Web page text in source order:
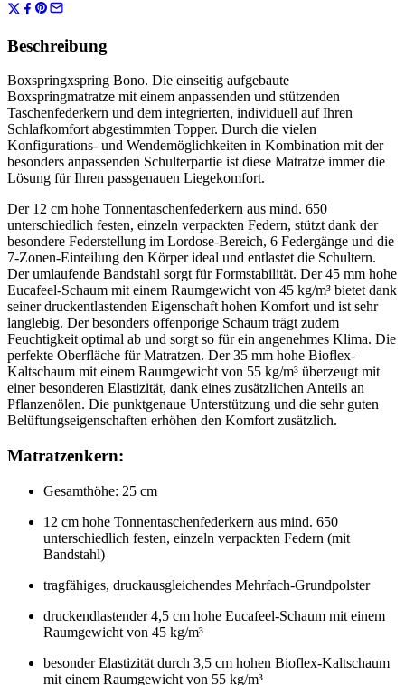
Beschreibung
Boxspringxspring Bono. Die einseitig aufgebaute
Boxspringmatratze mit einem anpassenden und stützenden
Taschenfederkern und dem integrierten, individuell auf Ihren
Schlafkomfort abgestimmten Topper. Durch die vielen
Konfigurations- und Wendemöglichkeiten in Kombination mit der
besonders anpassenden Schulterpartie ist diese Matratze immer die
Lösung für Ihren passgenauen Liegekomfort.
Der 12 cm hohe Tonnentaschenfederkern aus mind. 650
unterschiedlich festen, einzeln verpackten Federn, stützt dank der
besondere Federstellung im Lordose-Bereich, 6 Federgänge und die
7-Zonen-Einteilung den Körper ideal und entlastet die Schultern.
Der umlaufende Bandstahl sorgt für Formstabilität. Der 45 mm hohe
Eucafeel-Schaum mit einem Raumgewicht von 45 kg/m³ bietet dank
seiner druckentlastenden Eigenschaft hohen Komfort und ist sehr
langlebig. Der besonders offenporige Schaum trägt zudem
Feuchtigkeit optimal ab und sorgt so für ein angenehmes Klima. Die
perfekte Oberfläche für Matratzen. Der 35 mm hohe Bioflex-
Kaltschaum mit einem Raumgewicht von 55 kg/m³ überzeugt mit
einer besonderen Elastizität, dank eines zusätzlichen Anteils an
Pflanzenölen. Die punktgenaue Unterstützung und die sehr guten
Belüftungseigenschaften erhöhen den Komfort zusätzlich.
Matratzenkern:
Gesamthöhe: 25 cm
12 cm hohe Tonnentaschenfederkern aus mind. 650
unterschiedlich festen, einzeln verpackten Federn (mit
Bandstahl)
tragfähiges, druckausgleichendes Mehrfach-Grundpolster
druckendlastender 4,5 cm hohe Eucafeel-Schaum mit einem
Raumgewicht von 45 kg/m³
besonder Elastizität durch 3,5 cm hohen Bioflex-Kaltschaum
mit einem Raumgewicht von 55 kg/m³